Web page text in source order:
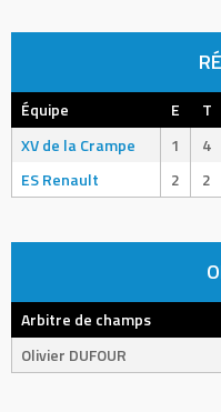
Équipe E T
XV de la Crampe
1 4
ES Renault
2 2
Arbitre de champs
Olivier DUFOUR